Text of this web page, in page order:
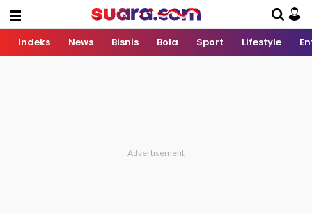
Indeks News Bisnis Bola Sport Lifestyle